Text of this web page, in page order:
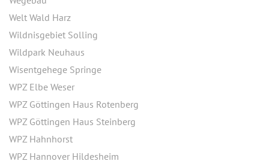
Welt Wald Harz
Wildnisgebiet Solling
Wildpark Neuhaus
Wisentgehege Springe
WPZ Elbe Weser
WPZ Göttingen Haus Rotenberg
WPZ Göttingen Haus Steinberg
WPZ Hahnhorst
WPZ Hannover Hildesheim